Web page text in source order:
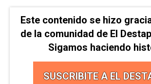
Este contenido se hizo
de la comunidad de El
Sigamos haciendo
SUSCRIBITE A EL